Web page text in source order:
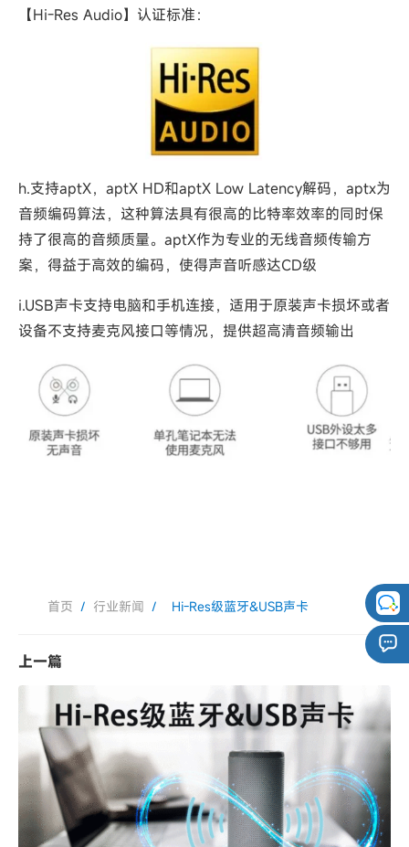
【Hi-Res Audio】认证标准：
h.支持aptX，aptX HD和aptX Low Latency解码，aptx为
音频编码算法，这种算法具有很高的比特率效率的同时保
持了很高的音频质量。aptX作为专业的无线音频传输方
案，得益于高效的编码，使得声音听感达CD级
i.USB声卡支持电脑和手机连接，适用于原装声卡损坏或者
设备不支持麦克风接口等情况，提供超高清音频输出
首页 / 行业新闻 / Hi-Res级蓝牙&USB声卡
上一篇